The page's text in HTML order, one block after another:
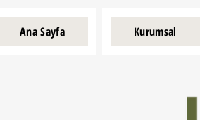
Ana Sayfa Kurumsal